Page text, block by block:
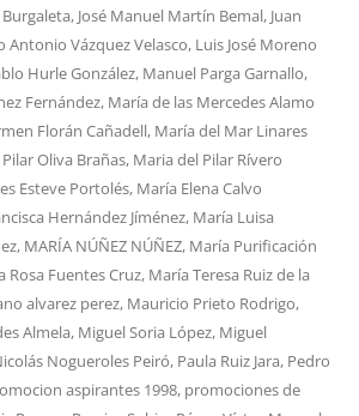
, José Manuel Martín Bemal, Juan
Antonio Vázquez Velasco, Luis José Moreno
Hurle González, Manuel Parga Garnallo,
Fernández, María de las Mercedes Alamo
Florán Cañadell, María del Mar Linares
Oliva Brañas, Maria del Pilar Rívero
Esteve Portolés, María Elena Calvo
Hernández Jíménez, María Luisa
, MARÍA NÚÑEZ NÚÑEZ, María Purificación
Rosa Fuentes Cruz, María Teresa Ruiz de la
alvarez perez, Mauricio Prieto Rodrigo,
Almela, Miguel Soria López, Miguel
Nogueroles Peiró, Paula Ruiz Jara, Pedro
aspirantes 1998, promociones de